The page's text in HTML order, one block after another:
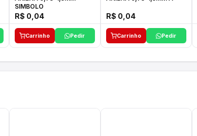
SIMBOLO
R$ 0,04
Carrinho Pedir
R$ 0,04
Carrinho Pedir